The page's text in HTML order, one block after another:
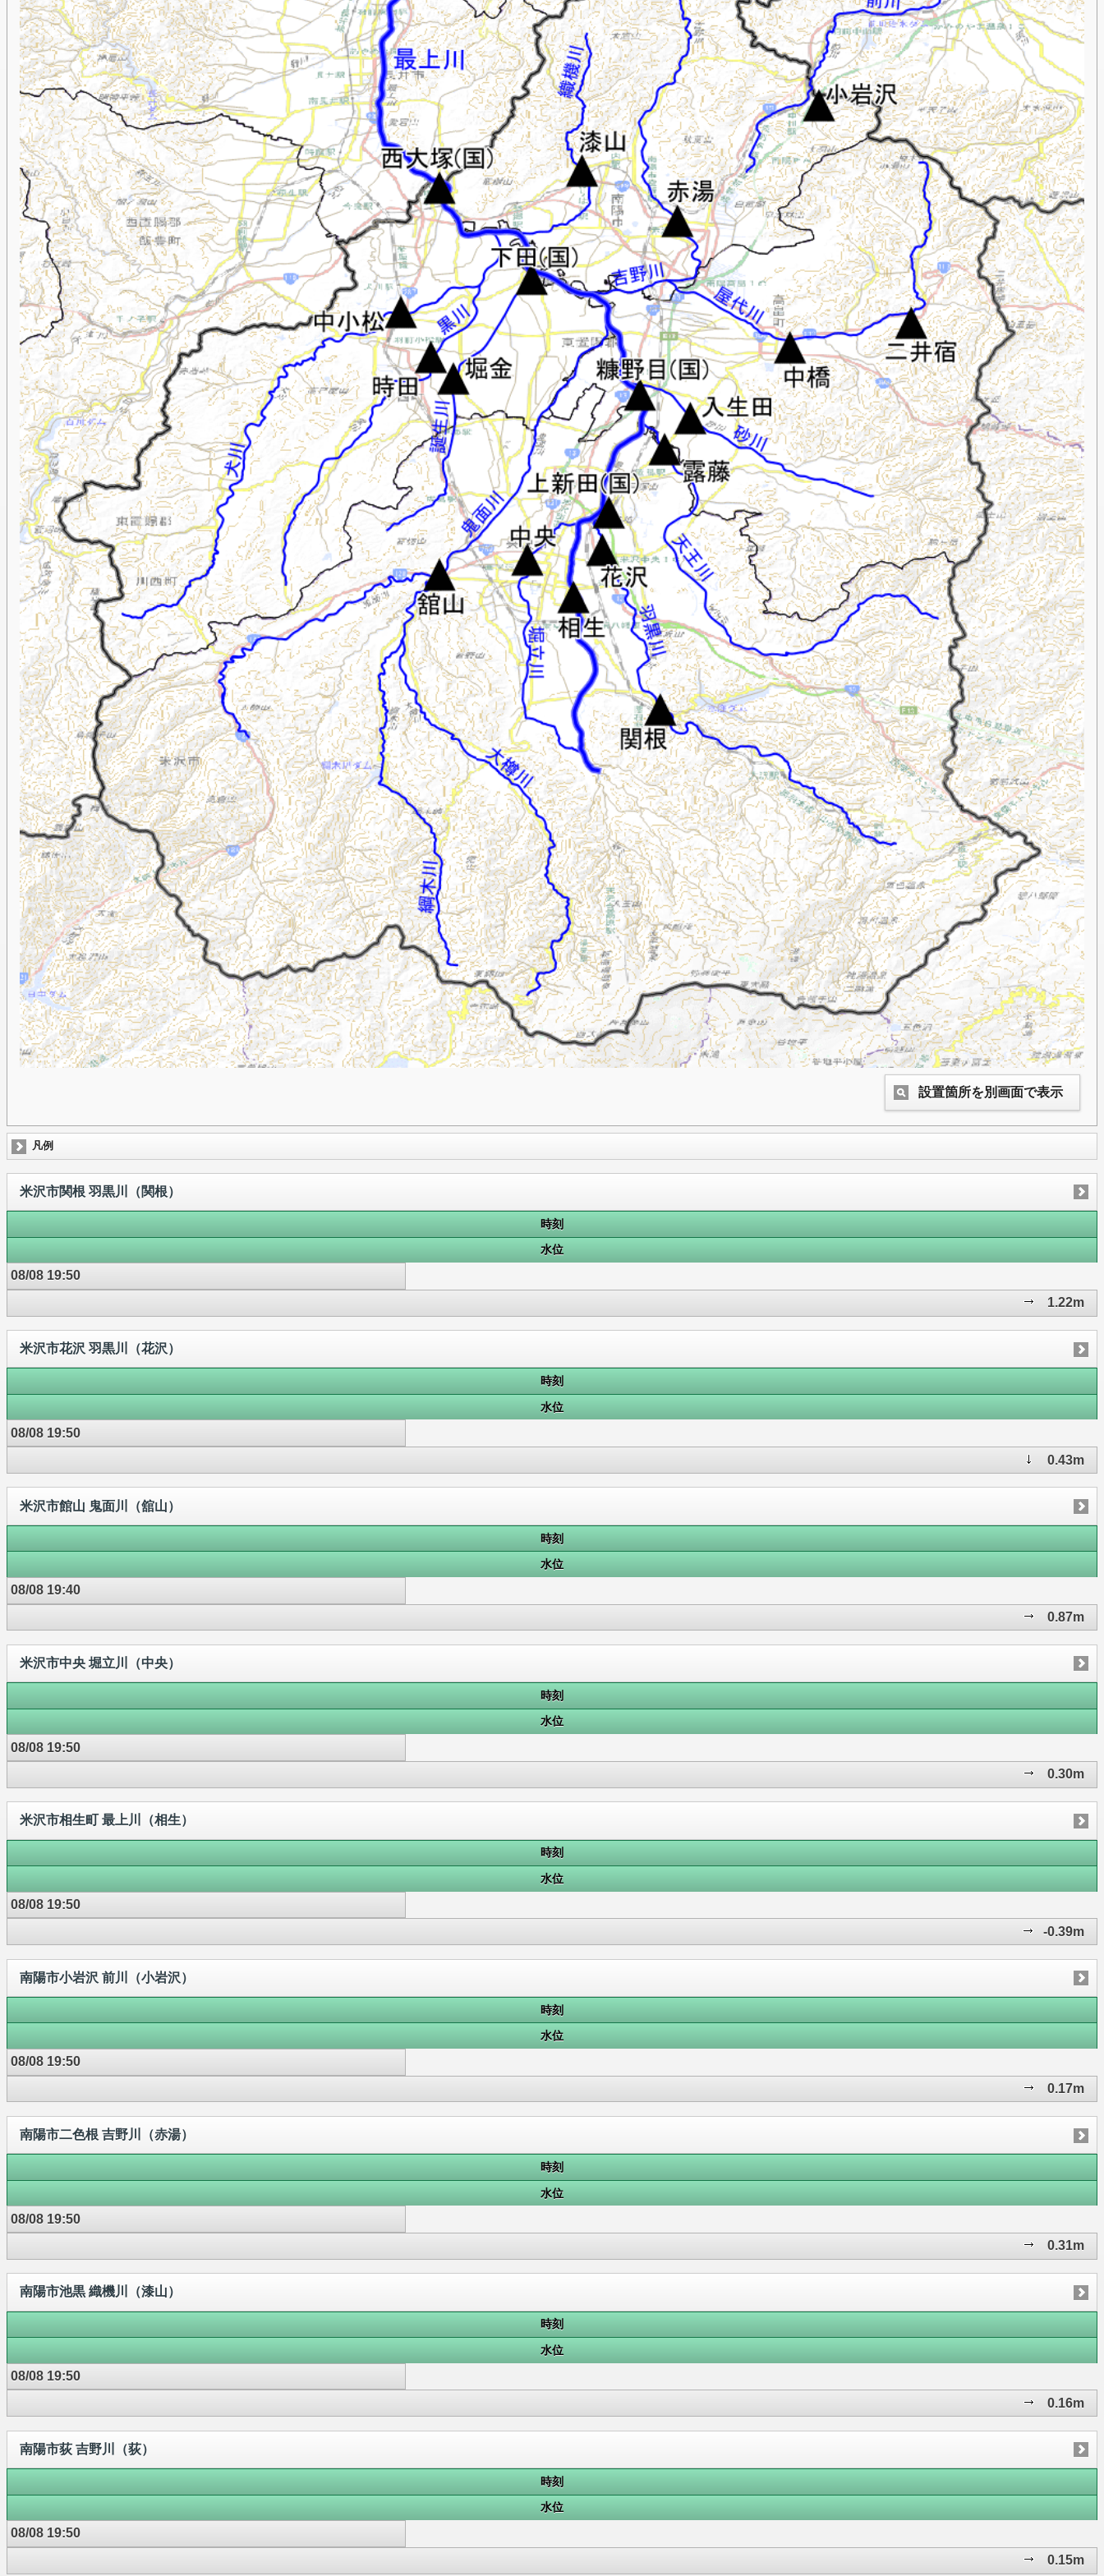
設置箇所を別画面で表示
凡例
米沢市関根 羽黒川（関根）
時刻
水位
08/08 19:50
1.22m
米沢市花沢 羽黒川（花沢）
時刻
水位
08/08 19:50
0.43m
米沢市館山 鬼面川（舘山）
時刻
水位
08/08 19:40
0.87m
米沢市中央 堀立川（中央）
時刻
水位
08/08 19:50
0.30m
米沢市相生町 最上川（相生）
時刻
水位
08/08 19:50
-0.39m
南陽市小岩沢 前川（小岩沢）
時刻
水位
08/08 19:50
0.17m
南陽市二色根 吉野川（赤湯）
時刻
水位
08/08 19:50
0.31m
南陽市池黒 織機川（漆山）
時刻
水位
08/08 19:50
0.16m
南陽市荻 吉野川（荻）
時刻
水位
08/08 19:50
0.15m